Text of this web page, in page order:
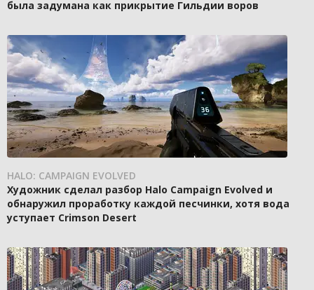
была задумана как прикрытие Гильдии воров
HALO: CAMPAIGN EVOLVED
Художник сделал разбор Halo Campaign Evolved и
обнаружил проработку каждой песчинки, хотя вода
уступает Crimson Desert